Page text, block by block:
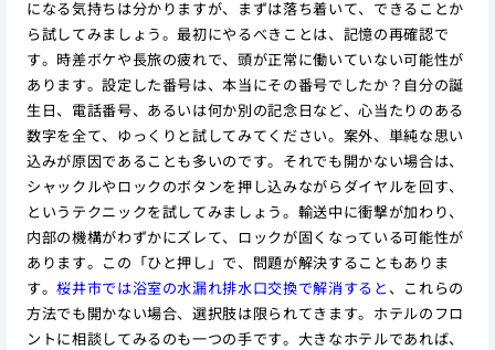
になる気持ちは分かりますが、まずは落ち着いて、できることか
ら試してみましょう。最初にやるべきことは、記憶の再確認で
す。時差ボケや長旅の疲れで、頭が正常に働いていない可能性が
あります。設定した番号は、本当にその番号でしたか？自分の誕
生日、電話番号、あるいは何か別の記念日など、心当たりのある
数字を全て、ゆっくりと試してみてください。案外、単純な思い
込みが原因であることも多いのです。それでも開かない場合は、
シャックルやロックのボタンを押し込みながらダイヤルを回す、
というテクニックを試してみましょう。輸送中に衝撃が加わり、
内部の機構がわずかにズレて、ロックが固くなっている可能性が
あります。この「ひと押し」で、問題が解決することもありま
す。桜井市では浴室の水漏れ排水口交換で解消すると 、これらの
方法でも開かない場合、選択肢は限られてきます。ホテルのフロ
ントに相談してみるのも一つの手です。大きなホテルであれば、